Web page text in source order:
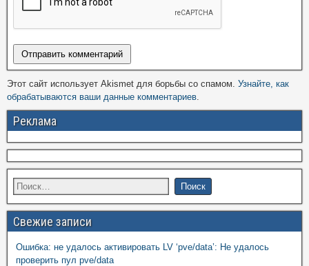
Этот сайт использует Akismet для борьбы со спамом. Узнайте, как
обрабатываются ваши данные комментариев.
Реклама
Свежие записи
Ошибка: не удалось активировать LV ‘pve/data’: Не удалось
проверить пул pve/data